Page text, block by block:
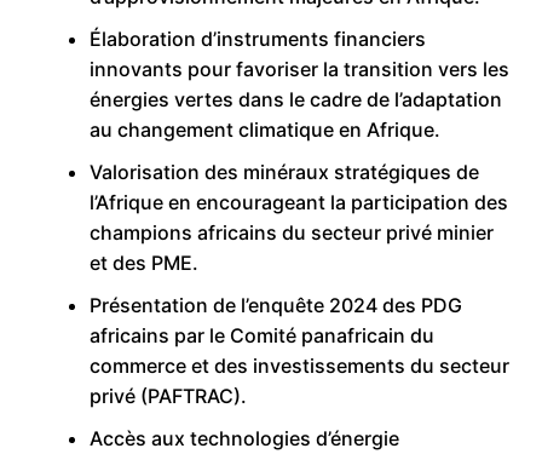
Élaboration d’instruments financiers
innovants pour favoriser la transition vers les
énergies vertes dans le cadre de l’adaptation
au changement climatique en Afrique.
Valorisation des minéraux stratégiques de
l’Afrique en encourageant la participation des
champions africains du secteur privé minier
et des PME.
Présentation de l’enquête 2024 des PDG
africains par le Comité panafricain du
commerce et des investissements du secteur
privé (PAFTRAC).
Accès aux technologies d’énergie